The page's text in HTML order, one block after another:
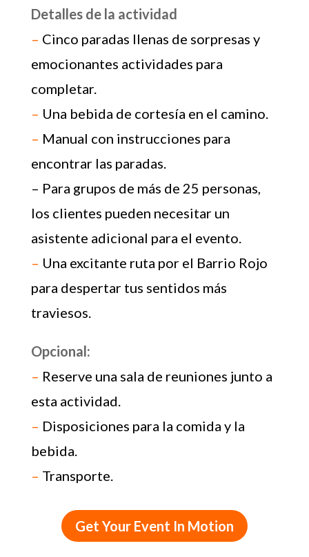
Detalles de la actividad
– Cinco paradas llenas de sorpresas y
emocionantes actividades para
completar.
– Una bebida de cortesía en el camino.
– Manual con instrucciones para
encontrar las paradas.
– Para grupos de más de 25 personas,
los clientes pueden necesitar un
asistente adicional para el evento.
– Una excitante ruta por el Barrio Rojo
para despertar tus sentidos más
traviesos.
Opcional:
– Reserve una sala de reuniones junto a
esta actividad.
– Disposiciones para la comida y la
bebida.
– Transporte.
Get Your Event In Motion